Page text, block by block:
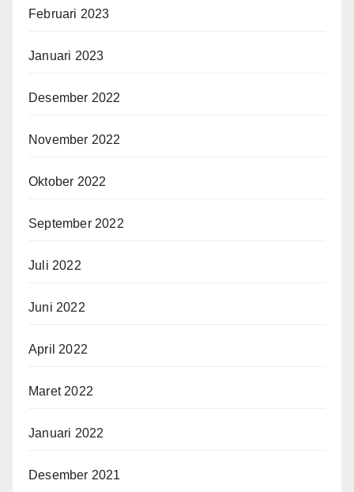
Februari 2023
Januari 2023
Desember 2022
November 2022
Oktober 2022
September 2022
Juli 2022
Juni 2022
April 2022
Maret 2022
Januari 2022
Desember 2021